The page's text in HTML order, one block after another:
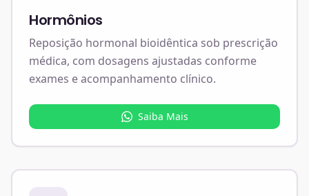
Hormônios
Reposição hormonal bioidêntica sob prescrição
médica, com dosagens ajustadas conforme
exames e acompanhamento clínico.
Saiba Mais